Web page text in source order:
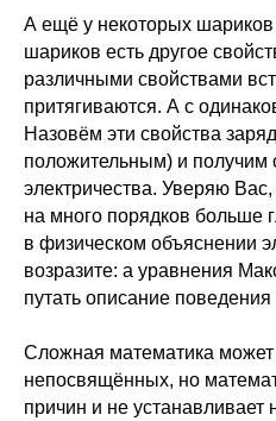
А ещё у некоторых шариков
шариков есть другое
различными свойствами
притягиваются. А с
Назовём эти свойства
положительным) и получим
электричества. Уверяю
на много порядков больше
в физическом объяснении
возразите: а уравнения
путать описание
Сложная математика может
непосвящённых, но
причин и не устанавливает